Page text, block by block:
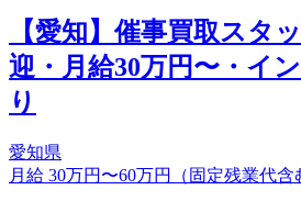
【愛知】催事買取スタ
迎・月給30万円〜・イ
り
愛知県
月給 30万円〜60万円（固定残業代含